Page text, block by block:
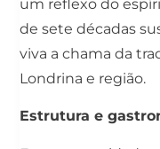
um reflexo do
de sete décadas
viva a chama da
Londrina e região.
Estrutura e